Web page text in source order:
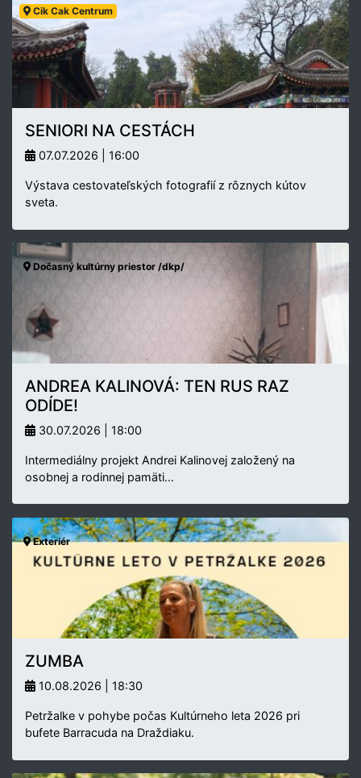
Cik Cak Centrum
SENIORI NA CESTÁCH
07.07.2026 | 16:00
Výstava cestovateľských fotografií z rôznych kútov
sveta.
Dočasný kultúrny priestor /dkp/
ANDREA KALINOVÁ: TEN RUS RAZ
ODÍDE!
30.07.2026 | 18:00
Intermediálny projekt Andrei Kalinovej založený na
osobnej a rodinnej pamäti…
Exteriér
ZUMBA
10.08.2026 | 18:30
Petržalke v pohybe počas Kultúrneho leta 2026 pri
bufete Barracuda na Draždiaku.